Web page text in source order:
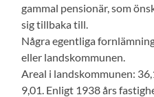
gammal pensionär, som
sig tillbaka till.
Några egentliga
eller landskommunen.
Areal i landskommunen:
9,01. Enligt 1938 års